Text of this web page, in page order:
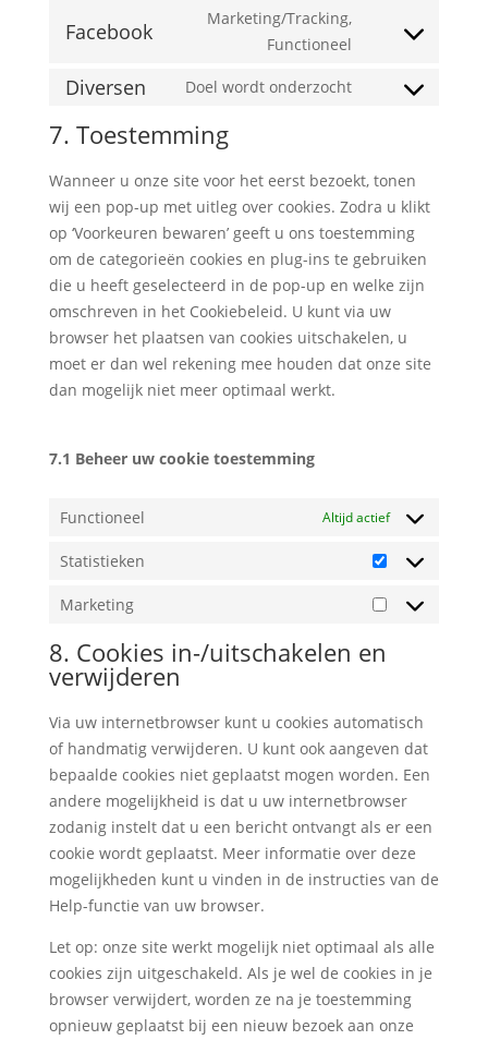
maps
service
Facebook
Marketing/Tracking,
Functioneel
Consent
service
Diversen Doel wordt onderzocht
Consent
diversen
7. Toestemming
Wanneer u onze site voor het eerst bezoekt, tonen
wij een pop-up met uitleg over cookies. Zodra u klikt
op ‘Voorkeuren bewaren’ geeft u ons toestemming
om de categorieën cookies en plug-ins te gebruiken
die u heeft geselecteerd in de pop-up en welke zijn
omschreven in het Cookiebeleid. U kunt via uw
browser het plaatsen van cookies uitschakelen, u
moet er dan wel rekening mee houden dat onze site
dan mogelijk niet meer optimaal werkt.
7.1 Beheer uw cookie toestemming
Functioneel Altijd actief
Statistieken
Statistieken
Marketing
Marketing
8. Cookies in-/uitschakelen en
verwijderen
Via uw internetbrowser kunt u cookies automatisch
of handmatig verwijderen. U kunt ook aangeven dat
bepaalde cookies niet geplaatst mogen worden. Een
andere mogelijkheid is dat u uw internetbrowser
zodanig instelt dat u een bericht ontvangt als er een
cookie wordt geplaatst. Meer informatie over deze
mogelijkheden kunt u vinden in de instructies van de
Help-functie van uw browser.
Let op: onze site werkt mogelijk niet optimaal als alle
cookies zijn uitgeschakeld. Als je wel de cookies in je
browser verwijdert, worden ze na je toestemming
opnieuw geplaatst bij een nieuw bezoek aan onze